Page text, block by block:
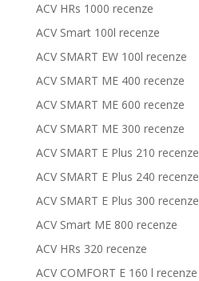
ACV HRs 1000 recenze
ACV Smart 100l recenze
ACV SMART EW 100l recenze
ACV SMART ME 400 recenze
ACV SMART ME 600 recenze
ACV SMART ME 300 recenze
ACV SMART E Plus 210 recenze
ACV SMART E Plus 240 recenze
ACV SMART E Plus 300 recenze
ACV Smart ME 800 recenze
ACV HRs 320 recenze
ACV COMFORT E 160 l recenze